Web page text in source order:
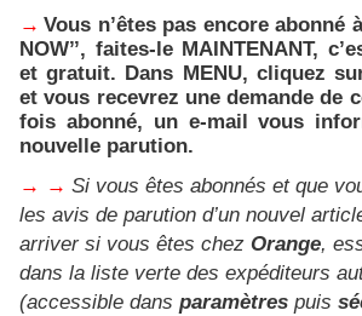
→ Vous n’êtes pas encore abonné
NOW’’, faites-le MAINTENANT,
et gratuit. Dans MENU, cliquez sur
et vous recevrez une demande de
fois abonné, un e-mail vous
nouvelle parution.
→ → Si vous êtes abonnés et que
les avis de parution d’un nouvel
arriver si vous êtes chez Orange,
dans la liste verte des expéditeurs
(accessible dans paramètres puis